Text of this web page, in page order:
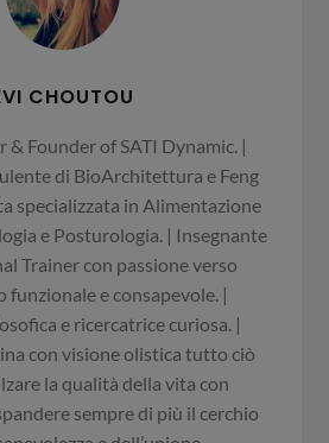
CHOUTOU
Founder of SATI Dynamic. |
di BioArchitettura e Feng
specializzata in Alimentazione
e Posturologia. | Insegnante
Trainer con passione verso
funzionale e consapevole. |
e ricercatrice curiosa. |
con visione olistica tutto ciò
la qualità della vita con
sempre di più il cerchio